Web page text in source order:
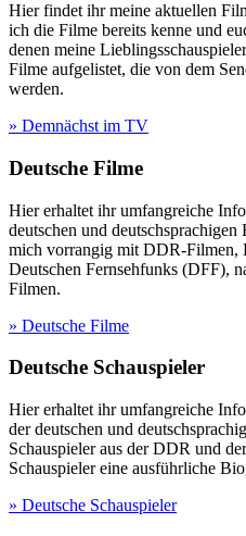
Hier findet ihr meine aktuellen
ich die Filme bereits kenne und
denen meine
Filme aufgelistet, die von dem
werden.
» Demnächst im TV
Deutsche Filme
Hier erhaltet ihr umfangreiche
deutschen und
mich vorrangig mit DDR-Filmen,
Deutschen Fernsehfunks (DFF),
Filmen.
» Deutsche Filme
Deutsche Schauspieler
Hier erhaltet ihr umfangreiche
der deutschen und
Schauspieler aus der DDR und
Schauspieler eine ausführliche
» Deutsche Schauspieler